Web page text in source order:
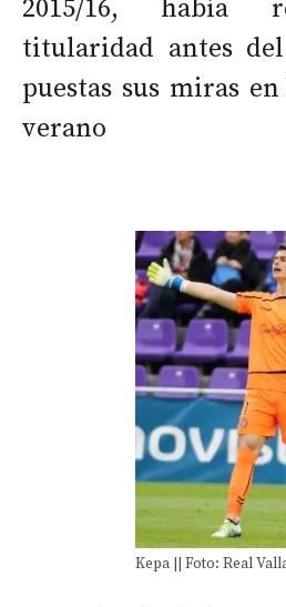
2015/16, había
titularidad antes
puestas sus miras
verano
Kepa || Foto: Real